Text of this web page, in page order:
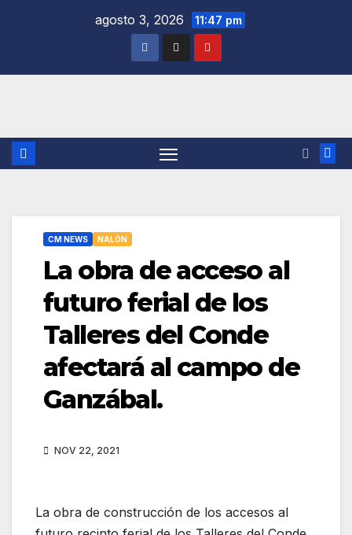
agosto 3, 2026 11:47 pm
CM NEWS NALÓN
La obra de acceso al
futuro ferial de los
Talleres del Conde
afectará al campo de
Ganzábal.
NOV 22, 2021
La obra de construcción de los accesos al